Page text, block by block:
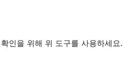
인을 위해 위 도구를 사용하세요.